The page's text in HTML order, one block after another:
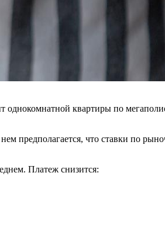
квартиры по
предполагается, что ставки по
Платеж снизится: